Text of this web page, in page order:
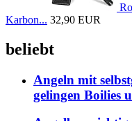
Karbon... 32,90 EUR
beliebt
Angeln mit
gelingen Boilies